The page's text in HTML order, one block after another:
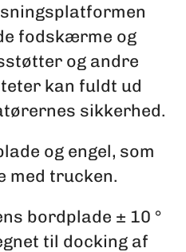
fodskærme og
og andre
kan fuldt ud
sikkerhed.
og engel, som
med trucken.
bordplade ± 10 °
til docking af